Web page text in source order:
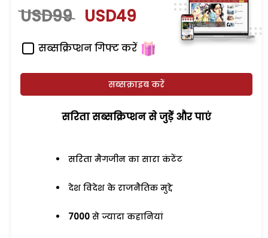
USD99 USD49
सब्सक्रिप्शन गिफ्ट करें
सब्सक्राइब करें
सरिता सब्सक्रिप्शन से जुड़ेें और पाएं
सरिता मैगजीन का सारा कंटेंट
देश विदेश के राजनैतिक मुद्दे
7000 से ज्यादा कहानियां